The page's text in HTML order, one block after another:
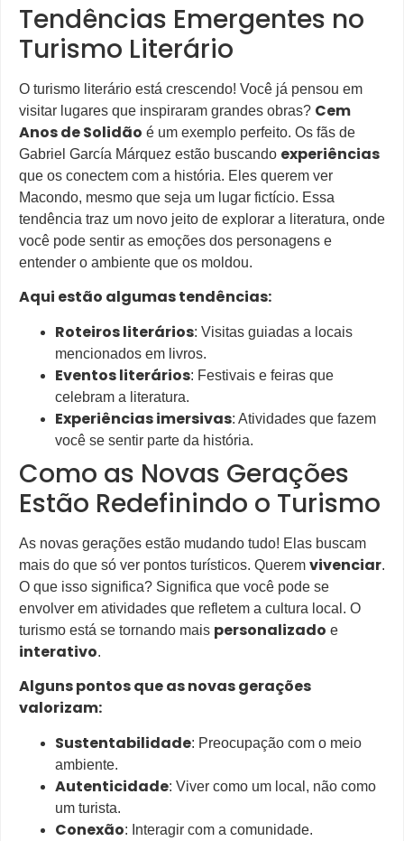
Tendências Emergentes no
Turismo Literário
O turismo literário está crescendo! Você já pensou em
visitar lugares que inspiraram grandes obras? Cem
Anos de Solidão é um exemplo perfeito. Os fãs de
Gabriel García Márquez estão buscando experiências
que os conectem com a história. Eles querem ver
Macondo, mesmo que seja um lugar fictício. Essa
tendência traz um novo jeito de explorar a literatura, onde
você pode sentir as emoções dos personagens e
entender o ambiente que os moldou.
Aqui estão algumas tendências:
Roteiros literários: Visitas guiadas a locais
mencionados em livros.
Eventos literários: Festivais e feiras que
celebram a literatura.
Experiências imersivas: Atividades que fazem
você se sentir parte da história.
Como as Novas Gerações
Estão Redefinindo o Turismo
As novas gerações estão mudando tudo! Elas buscam
mais do que só ver pontos turísticos. Querem vivenciar.
O que isso significa? Significa que você pode se
envolver em atividades que refletem a cultura local. O
turismo está se tornando mais personalizado e
interativo.
Alguns pontos que as novas gerações
valorizam:
Sustentabilidade: Preocupação com o meio
ambiente.
Autenticidade: Viver como um local, não como
um turista.
Conexão: Interagir com a comunidade.